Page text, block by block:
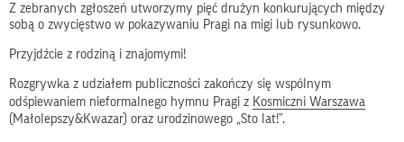
Z zebranych zgłoszeń utworzymy pięć drużyn konkurujących między
sobą o zwycięstwo w pokazywaniu Pragi na migi lub rysunkowo.
Przyjdźcie z rodziną i znajomymi!
Rozgrywka z udziałem publiczności zakończy się wspólnym
odśpiewaniem nieformalnego hymnu Pragi z Kosmiczni Warszawa
(Małolepszy&Kwazar) oraz urodzinowego „Sto lat!”.